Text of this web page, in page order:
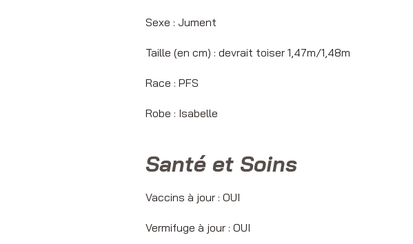
Sexe : Jument
Taille (en cm) : devrait toiser 1,47m/1,48m
Race : PFS
Robe : Isabelle
Santé et Soins
Vaccins à jour : OUI
Vermifuge à jour : OUI